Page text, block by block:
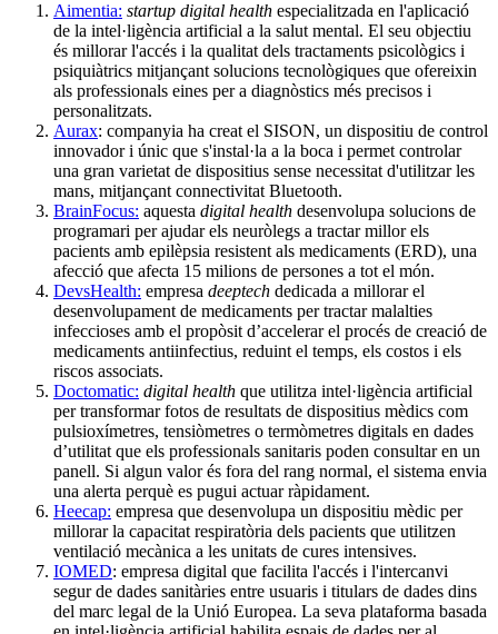
Aimentia: startup digital health especialitzada en l'aplicació
de la intel·ligència artificial a la salut mental. El seu objectiu
és millorar l'accés i la qualitat dels tractaments psicològics i
psiquiàtrics mitjançant solucions tecnològiques que ofereixin
als professionals eines per a diagnòstics més precisos i
personalitzats.
Aurax: companyia ha creat el SISON, un dispositiu de control
innovador i únic que s'instal·la a la boca i permet controlar
una gran varietat de dispositius sense necessitat d'utilitzar les
mans, mitjançant connectivitat Bluetooth.
BrainFocus: aquesta digital health desenvolupa solucions de
programari per ajudar els neuròlegs a tractar millor els
pacients amb epilèpsia resistent als medicaments (ERD), una
afecció que afecta 15 milions de persones a tot el món.
DevsHealth: empresa deeptech dedicada a millorar el
desenvolupament de medicaments per tractar malalties
infeccioses amb el propòsit d’accelerar el procés de creació de
medicaments antiinfectius, reduint el temps, els costos i els
riscos associats.
Doctomatic: digital health que utilitza intel·ligència artificial
per transformar fotos de resultats de dispositius mèdics com
pulsioxímetres, tensiòmetres o termòmetres digitals en dades
d’utilitat que els professionals sanitaris poden consultar en un
panell. Si algun valor és fora del rang normal, el sistema envia
una alerta perquè es pugui actuar ràpidament.
Heecap: empresa que desenvolupa un dispositiu mèdic per
millorar la capacitat respiratòria dels pacients que utilitzen
ventilació mecànica a les unitats de cures intensives.
IOMED: empresa digital que facilita l'accés i l'intercanvi
segur de dades sanitàries entre usuaris i titulars de dades dins
del marc legal de la Unió Europea. La seva plataforma basada